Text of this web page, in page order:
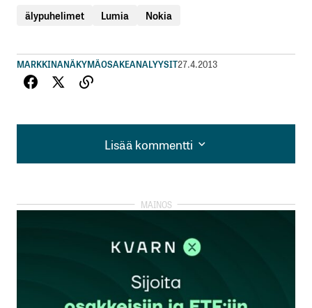
älypuhelimet Lumia Nokia
MARKKINANÄKYMÄOSAKEANALYYSIT27.4.2013
Lisää kommentti
Lisää kommentti
kirjautua
rekisteröityä